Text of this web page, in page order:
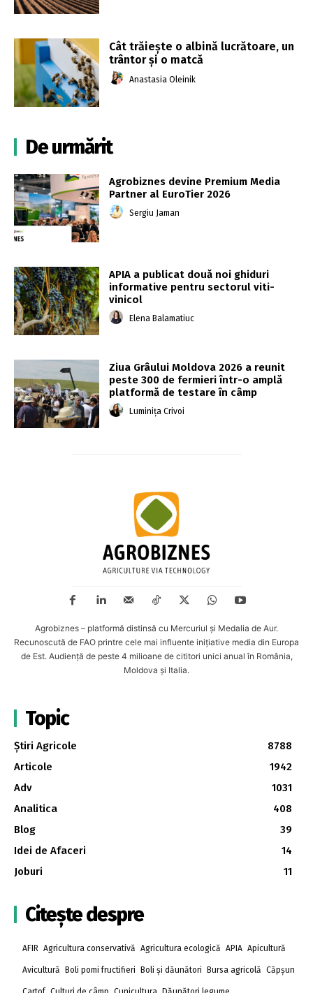
Cât trăiește o albină lucrătoare, un
trântor și o matcă
Anastasia Oleinik
De urmărit
Agrobiznes devine Premium Media
Partner al EuroTier 2026
Sergiu Jaman
APIA a publicat două noi ghiduri
informative pentru sectorul viti-
vinicol
Elena Balamatiuc
Ziua Grâului Moldova 2026 a reunit
peste 300 de fermieri într-o amplă
platformă de testare în câmp
Luminița Crivoi
Agrobiznes – platformă distinsă cu Mercuriul și Medalia de Aur.
Recunoscută de FAO printre cele mai influente inițiative media din Europa
de Est. Audiență de peste 4 milioane de cititori unici anual în România,
Moldova și Italia.
Topic
Știri Agricole
8788
Articole
1942
Adv
1031
Analitica
408
Blog
39
Idei de Afaceri
14
Joburi
11
Citește despre
AFIR Agricultura conservativă Agricultura ecologică APIA Apicultură
Avicultură Boli pomi fructifieri Boli și dăunători Bursa agricolă Căpșun